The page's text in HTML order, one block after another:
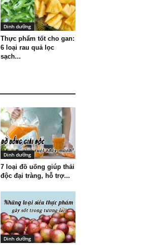
Dinh dưỡng
Thực phẩm tốt cho gan:
6 loại rau quả lọc
sạch...
Dinh dưỡng
7 loại đồ uống giúp thải
độc đại tràng, hỗ trợ...
Dinh dưỡng